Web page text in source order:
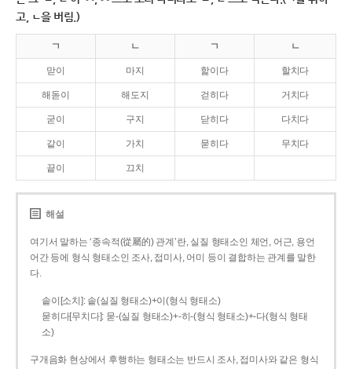
고, ㄴ을 버림.)
ㄱ ㄴ ㄱ ㄴ
맏이 마지 핥이다 할치다
해돋이 해도지 걷히다 거치다
굳이 구지 닫히다 다치다
같이 가치 묻히다 무치다
끝이 끄치
해설
여기서 말하는 ‘종속적(從屬的) 관계’란, 실질 형태소인 체언, 어근, 용언
어간 등에 형식 형태소인 조사, 접미사, 어미 등이 결합하는 관계를 말한
다.
솥이[소치]: 솥(실질 형태소)+이(형식 형태소)
묻히다[무치다]: 묻­-(실질 형태소)+­-히­-(형식 형태소)+-다(형식 형태
소)
구개음화 현상에서 후행하는 형태소는 반드시 조사, 접미사와 같은 형식